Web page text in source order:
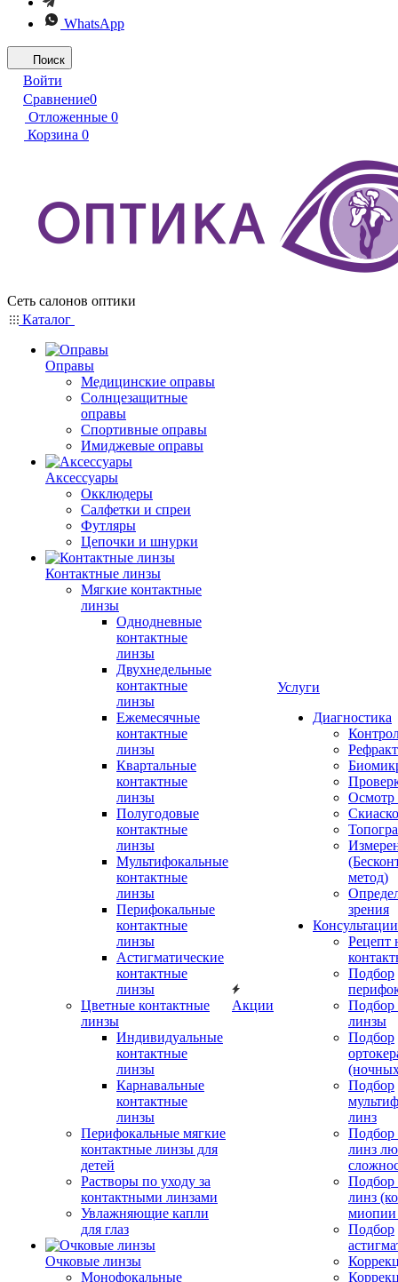
WhatsApp
Поиск
Войти
Сравнение0
Отложенные 0
Корзина 0
Сеть салонов оптики
Каталог
Оправы
Медицинские оправы
Солнцезащитные
оправы
Спортивные оправы
Имиджевые оправы
Аксессуары
Окклюдеры
Салфетки и спреи
Футляры
Цепочки и шнурки
Контактные линзы
Мягкие контактные
линзы
Однодневные
контактные
линзы
Двухнедельные
контактные
линзы
Ежемесячные
контактные
линзы
Квартальные
контактные
линзы
Полугодовые
контактные
линзы
Мультифокальные
контактные
линзы
Перифокальные
контактные
линзы
Астигматические
контактные
линзы
Цветные контактные
линзы
Индивидуальные
контактные
линзы
Карнавальные
контактные
линзы
Перифокальные мягкие
контактные линзы для
детей
Растворы по уходу за
контактными линзами
Увлажняющие капли
для глаз
Очковые линзы
Монофокальные
Акции
Услуги
Диагностика
Осмотр
метод)
зрения
Рецепт
Подбор
Подбор
линзы
Подбор
Подбор
линз
Подбор
линз
Подбор
линз
миопии
Подбор